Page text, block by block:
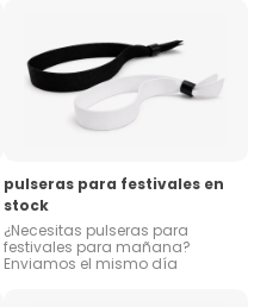
pulseras para festivales en
stock
¿Necesitas pulseras para
festivales para mañana?
Enviamos el mismo día